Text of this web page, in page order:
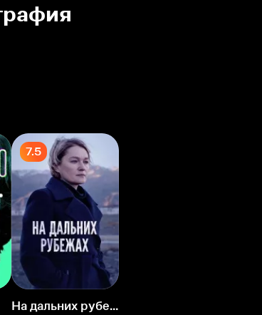
7.5
На дальних рубежах